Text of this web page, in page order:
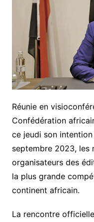
Réunie en
Confédération
ce jeudi son
septembre 2023, les
organisateurs des
la plus grande
continent africain.
La rencontre